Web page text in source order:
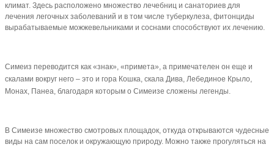
климат. Здесь расположено множество лечебниц и санаториев для
лечения легочных заболеваний и в том числе туберкулеза, фитонциды
вырабатываемые можжевельниками и соснами способствуют их лечению.
Симеиз переводится как «знак», «примета», а примечателен он еще и
скалами вокруг него – это и гора Кошка, скала Дива, Лебединое Крыло,
Монах, Панеа, благодаря которым о Симеизе сложены легенды.
В Симеизе множество смотровых площадок, откуда открываются чудесные
виды на сам поселок и окружающую природу. Можно также прогуляться на